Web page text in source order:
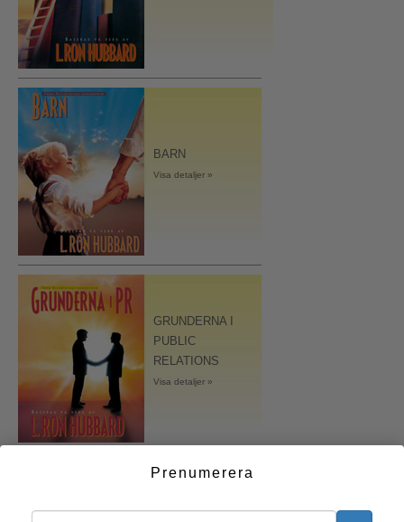
BARN
Visa detaljer »
GRUNDERNA I
PUBLIC
RELATIONS
Visa detaljer »
Prenumerera